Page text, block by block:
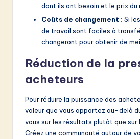
dont ils ont besoin et le prix du
Coûts de changement : Si
de travail sont faciles à
changeront pour obtenir de
Réduction de la
acheteurs
Pour réduire la puissance des
valeur que vous apportez au-delà
vous sur les résultats plutôt que sur
Créez une communauté autour de